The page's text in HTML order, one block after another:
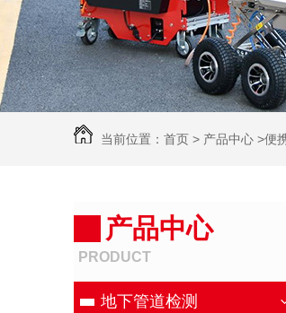
当前位置： 首页 > 产品中心 >便
产品中心
PRODUCT
地下管道检测